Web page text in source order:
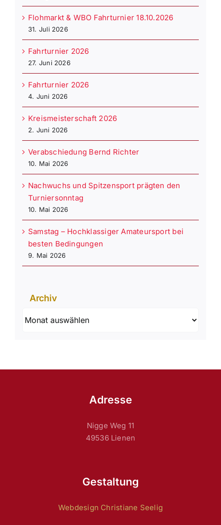
Flohmarkt & WBO Fahrturnier 18.10.2026
31. Juli 2026
Fahrturnier 2026
27. Juni 2026
Fahrturnier 2026
4. Juni 2026
Kreismeisterschaft 2026
2. Juni 2026
Verabschiedung Bernd Richter
10. Mai 2026
Nachwuchs und Spitzensport prägten den
Turniersonntag
10. Mai 2026
Samstag – Hochklassiger Amateursport bei
besten Bedingungen
9. Mai 2026
Archiv
Adresse
Nigge Weg 11
49536 Lienen
Gestaltung
Webdesign Christiane Seelig